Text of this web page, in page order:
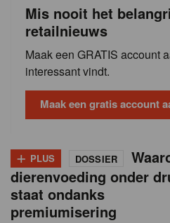
Mis nooit het
retailnieuws
Maak een GRATIS account
interessant vindt.
Maak een gratis account
+ PLUS DOSSIER
dierenvoeding onder
staat ondanks
premiumisering